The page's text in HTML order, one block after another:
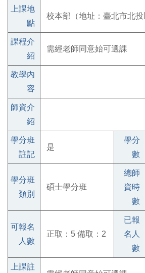
上課地
點
校本部（地址：臺北市北投
課程介
紹
需經老師同意始可選課
教學內
容
師資介
紹
學分班
註記
是
學分
數
學分班
類別
碩士學分班
總師
資時
數
可報名
人數
正取：5 備取：2
已報
名人
數
上課註